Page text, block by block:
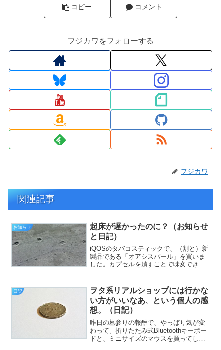
コピー コメント
フジカワをフォローする
フジカワ
関連記事
お知らせ
起床が遅かったのに？（お知らせ
と日記）
iQOSのタバコスティックで、（割と）新
製品である「オアシスパール」を買いま
した。カプセルを潰すことで味変できる
で、フジカワです。（日清の）「どん兵
衛」を、レンチンで作...
日記
ヲタ系リアルショップには行かな
い方がいいなあ、という個人の感
想。（日記）
昨日の墓参りの報酬で、やっぱり気が変
わって、折りたたみ式Bluetoothキーボー
ドと、ミニサイズのマウスを買ってしま